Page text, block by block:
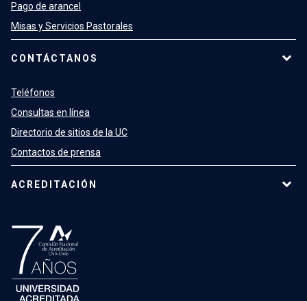
Pago de arancel
Misas y Servicios Pastorales
CONTÁCTANOS
Teléfonos
Consultas en línea
Directorio de sitios de la UC
Contactos de prensa
ACREDITACIÓN